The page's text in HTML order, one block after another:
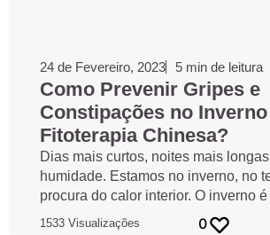
24 de Fevereiro, 2023 5 min de leitura
Como Prevenir Gripes e
Constipações no
Fitoterapia Chinesa?
Dias mais curtos, noites mais
humidade. Estamos no inverno, no
procura do calor interior. O inverno é
1533 Visualizações 0